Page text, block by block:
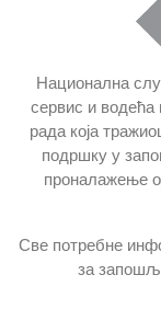
Национална
сервис и водећа
рада која
подршку у
проналажење
Све потребне
за